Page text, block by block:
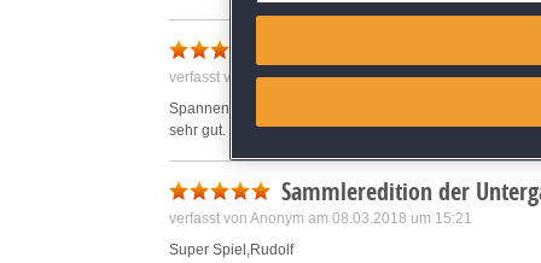
verfasst von Anonym am 15.10.2017 um 12:33
Spannend bis zum Schluss. Macht süchtig, habe fast
sehr gut.
Sammleredition der
verfasst von Anonym am 08.03.2018 um 15:21
Super Spiel,Rudolf
Save and communicate